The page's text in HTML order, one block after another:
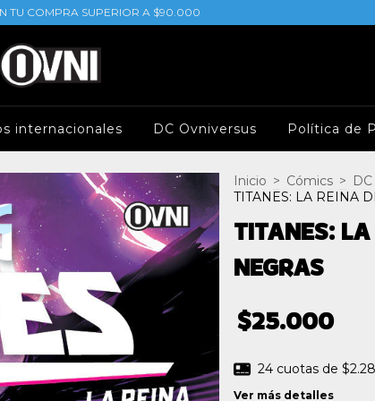
TU COMPRA SUPERIOR A $90.000
internacionales DC Ovniversus Política de
Inicio > Cómics >
TITANES: LA REINA
TITANES:
NEGRAS
$25.000
24 cuotas de
Ver más detalles